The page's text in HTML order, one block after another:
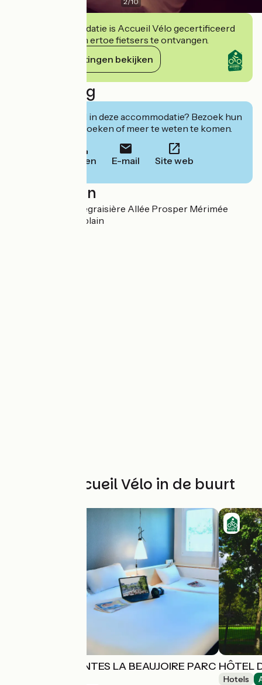
Deze accommodatie is Accueil Vélo gecertificeerd
en verbindt zich ertoe fietsers te ontvangen.
Haar verplichtingen bekijken
Beschrijving
Geïnteresseerd in deze accommodatie? Bezoek hun
website om te boeken of meer te weten te komen.
Bellen E-mail Site web
Localisation
Esplanade de la Bégraisière Allée Prosper Mérimée
44800 Saint-Herblain
Andere Accueil Vélo in de buurt
HÔTEL IBIS NANTES LA BEAUJOIRE PARC HÔTEL
Hotels